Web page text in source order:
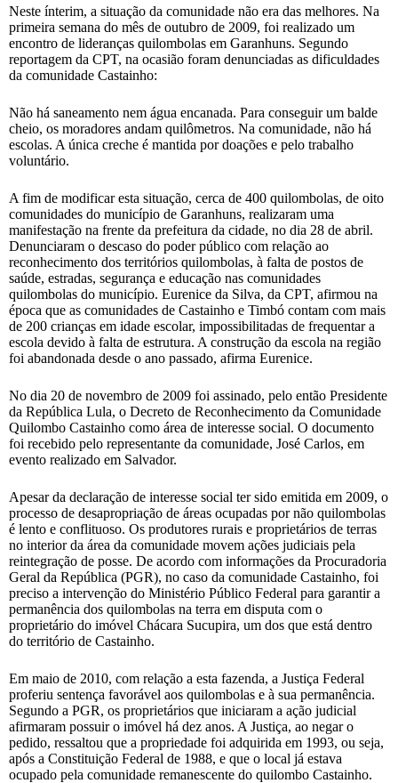
Neste ínterim, a situação da comunidade não era das melhores. Na
primeira semana do mês de outubro de 2009, foi realizado um
encontro de lideranças quilombolas em Garanhuns. Segundo
reportagem da CPT, na ocasião foram denunciadas as dificuldades
da comunidade Castainho:
Não há saneamento nem água encanada. Para conseguir um balde
cheio, os moradores andam quilômetros. Na comunidade, não há
escolas. A única creche é mantida por doações e pelo trabalho
voluntário.
A fim de modificar esta situação, cerca de 400 quilombolas, de oito
comunidades do município de Garanhuns, realizaram uma
manifestação na frente da prefeitura da cidade, no dia 28 de abril.
Denunciaram o descaso do poder público com relação ao
reconhecimento dos territórios quilombolas, à falta de postos de
saúde, estradas, segurança e educação nas comunidades
quilombolas do município. Eurenice da Silva, da CPT, afirmou na
época que as comunidades de Castainho e Timbó contam com mais
de 200 crianças em idade escolar, impossibilitadas de frequentar a
escola devido à falta de estrutura. A construção da escola na região
foi abandonada desde o ano passado, afirma Eurenice.
No dia 20 de novembro de 2009 foi assinado, pelo então Presidente
da República Lula, o Decreto de Reconhecimento da Comunidade
Quilombo Castainho como área de interesse social. O documento
foi recebido pelo representante da comunidade, José Carlos, em
evento realizado em Salvador.
Apesar da declaração de interesse social ter sido emitida em 2009, o
processo de desapropriação de áreas ocupadas por não quilombolas
é lento e conflituoso. Os produtores rurais e proprietários de terras
no interior da área da comunidade movem ações judiciais pela
reintegração de posse. De acordo com informações da Procuradoria
Geral da República (PGR), no caso da comunidade Castainho, foi
preciso a intervenção do Ministério Público Federal para garantir a
permanência dos quilombolas na terra em disputa com o
proprietário do imóvel Chácara Sucupira, um dos que está dentro
do território de Castainho.
Em maio de 2010, com relação a esta fazenda, a Justiça Federal
proferiu sentença favorável aos quilombolas e à sua permanência.
Segundo a PGR, os proprietários que iniciaram a ação judicial
afirmaram possuir o imóvel há dez anos. A Justiça, ao negar o
pedido, ressaltou que a propriedade foi adquirida em 1993, ou seja,
após a Constituição Federal de 1988, e que o local já estava
ocupado pela comunidade remanescente do quilombo Castainho.